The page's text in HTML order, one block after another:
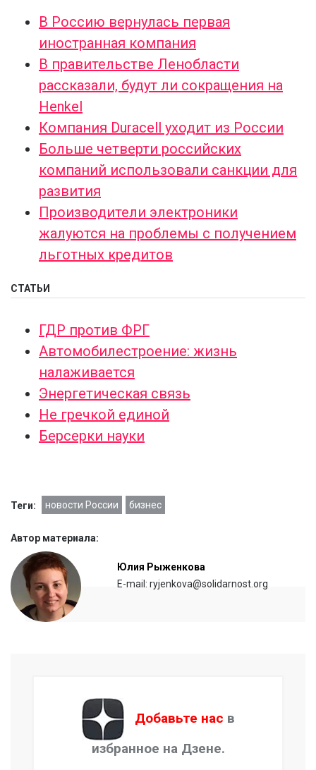
В Россию вернулась первая
иностранная компания
В правительстве Ленобласти
рассказали, будут ли сокращения на
Henkel
Компания Duracell уходит из России
Больше четверти российских
компаний использовали санкции для
развития
Производители электроники
жалуются на проблемы с получением
льготных кредитов
СТАТЬИ
ГДР против ФРГ
Автомобилестроение: жизнь
налаживается
Энергетическая связь
Не гречкой единой
Берсерки науки
Теги: новости России бизнес
Автор материала:
Юлия Рыженкова
E-mail: ryjenkova@solidarnost.org
Добавьте нас в
избранное на Дзене.